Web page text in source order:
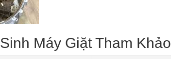
Máy Giặt Tham Khảo